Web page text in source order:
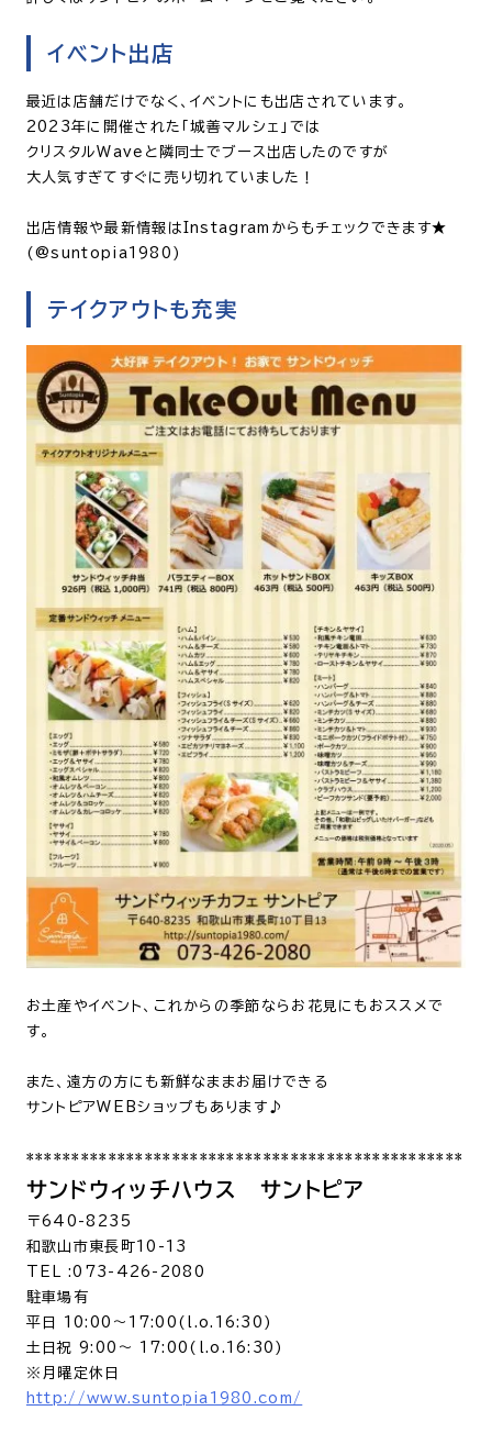
イベント出店
最近は店舗だけでなく、イベントにも出店されています。
2023年に開催された「城善マルシェ」では
クリスタルWaveと隣同士でブース出店したのですが
大人気すぎてすぐに売り切れていました！
出店情報や最新情報はInstagramからもチェックできます★
(@suntopia1980)
テイクアウトも充実
お土産やイベント、これからの季節ならお花見にもおススメで
す。
また、遠方の方にも新鮮なままお届けできる
サントピアWEBショップもあります♪
************************************************
サンドウィッチハウス サントピア
〒640-8235
和歌山市東長町10-13
TEL :073-426-2080
駐車場有
平日 10:00～17:00(l.o.16:30)
土日祝 9:00～ 17:00(l.o.16:30)
※月曜定休日
http://www.suntopia1980.com/